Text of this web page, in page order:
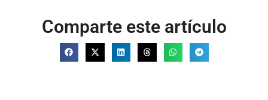
Comparte este artículo